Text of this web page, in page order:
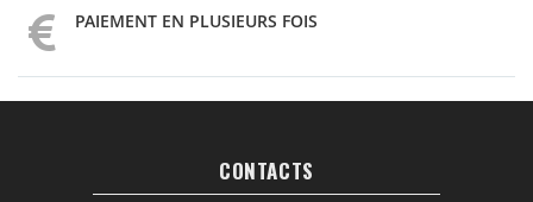
PAIEMENT EN PLUSIEURS FOIS
CONTACTS